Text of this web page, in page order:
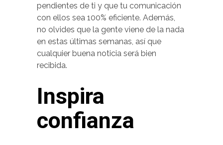
pendientes de ti y que tu comunicación
con ellos sea 100% eficiente. Además,
no olvides que la gente viene de la nada
en estas últimas semanas, así que
cualquier buena noticia será bien
recibida.
Inspira
confianza